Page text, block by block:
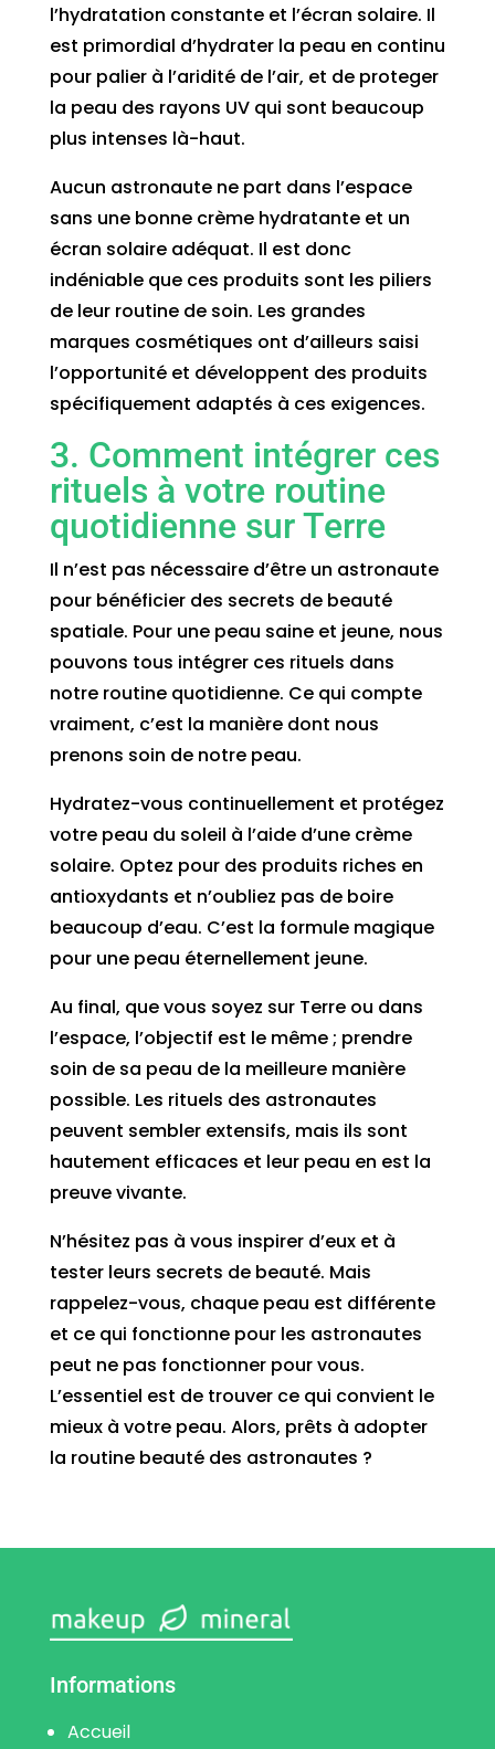
l’hydratation constante et l’écran solaire. Il
est primordial d’hydrater la peau en continu
pour palier à l’aridité de l’air, et de proteger
la peau des rayons UV qui sont beaucoup
plus intenses là-haut.
Aucun astronaute ne part dans l’espace
sans une bonne crème hydratante et un
écran solaire adéquat. Il est donc
indéniable que ces produits sont les piliers
de leur routine de soin. Les grandes
marques cosmétiques ont d’ailleurs saisi
l’opportunité et développent des produits
spécifiquement adaptés à ces exigences.
3. Comment intégrer ces
rituels à votre routine
quotidienne sur Terre
Il n’est pas nécessaire d’être un astronaute
pour bénéficier des secrets de beauté
spatiale. Pour une peau saine et jeune, nous
pouvons tous intégrer ces rituels dans
notre routine quotidienne. Ce qui compte
vraiment, c’est la manière dont nous
prenons soin de notre peau.
Hydratez-vous continuellement et protégez
votre peau du soleil à l’aide d’une crème
solaire. Optez pour des produits riches en
antioxydants et n’oubliez pas de boire
beaucoup d’eau. C’est la formule magique
pour une peau éternellement jeune.
Au final, que vous soyez sur Terre ou dans
l’espace, l’objectif est le même ; prendre
soin de sa peau de la meilleure manière
possible. Les rituels des astronautes
peuvent sembler extensifs, mais ils sont
hautement efficaces et leur peau en est la
preuve vivante.
N’hésitez pas à vous inspirer d’eux et à
tester leurs secrets de beauté. Mais
rappelez-vous, chaque peau est différente
et ce qui fonctionne pour les astronautes
peut ne pas fonctionner pour vous.
L’essentiel est de trouver ce qui convient le
mieux à votre peau. Alors, prêts à adopter
la routine beauté des astronautes ?
Informations
Accueil